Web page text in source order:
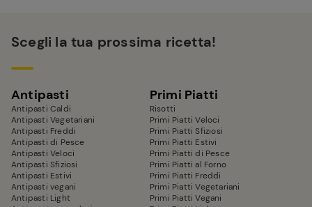
Scegli la tua prossima ricetta!
Antipasti
Antipasti Caldi
Antipasti Vegetariani
Antipasti Freddi
Antipasti di Pesce
Antipasti Veloci
Antipasti Sfiziosi
Antipasti Estivi
Antipasti vegani
Antipasti Light
Primi Piatti
Risotti
Primi Piatti Veloci
Primi Piatti Sfiziosi
Primi Piatti Estivi
Primi Piatti di Pesce
Primi Piatti al Forno
Primi Piatti Freddi
Primi Piatti Vegetariani
Primi Piatti Vegani